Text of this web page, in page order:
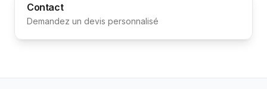
Contact
Demandez un devis personnalisé